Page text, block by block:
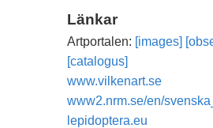
Länkar
Artportalen: [images]
[catalogus]
www.vilkenart.se
www2.nrm.se/en/
lepidoptera.eu